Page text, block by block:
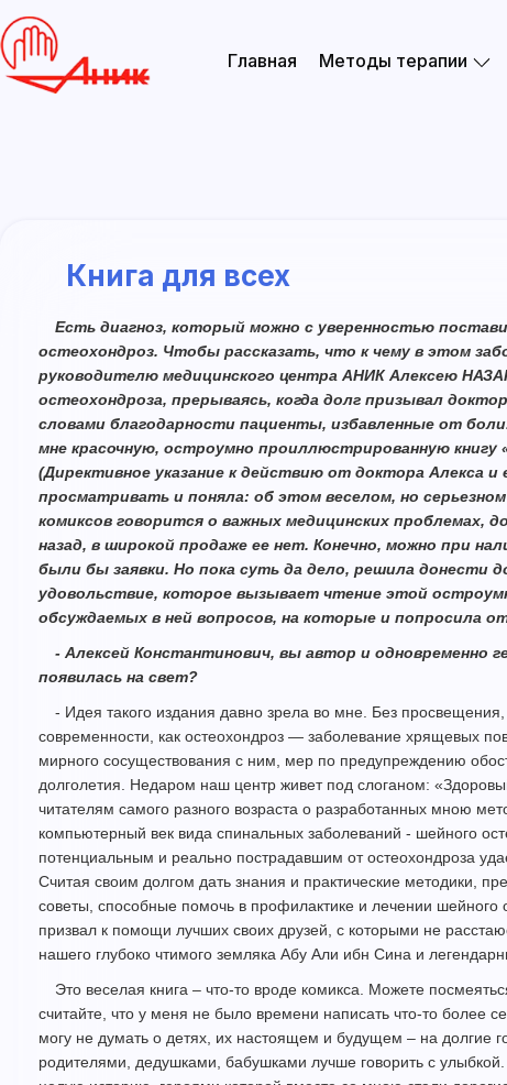
Главная Методы терапии
Книга для всех
Есть диагноз, который можно с уверенностью
остеохондроз. Чтобы рассказать, что к чему в этом
руководителю медицинского центра АНИК Алексею
остеохондроза, прерываясь, когда долг призывал
словами благодарности пациенты, избавленные от
мне красочную, остроумно проиллюстрированную
(Директивное указание к действию от доктора Алекса и
просматривать и поняла: об этом веселом, но
комиксов говорится о важных медицинских проблемах,
назад, в широкой продаже ее нет. Конечно, можно при
были бы заявки. Но пока суть да дело, решила донести
удовольствие, которое вызывает чтение этой
обсуждаемых в ней вопросов, на которые и попросила
- Алексей Константинович, вы автор и одновременно
появилась на свет?
- Идея такого издания давно зрела во мне. Без
современности, как остеохондроз — заболевание хрящевых
мирного сосуществования с ним, мер по предупреждению
долголетия. Недаром наш центр живет под слоганом:
читателям самого разного возраста о разработанных мною
компьютерный век вида спинальных заболеваний - шейного
потенциальным и реально пострадавшим от остеохондроза
Считая своим долгом дать знания и практические методики,
советы, способные помочь в профилактике и лечении шейного
призвал к помощи лучших своих друзей, с которыми не
нашего глубоко чтимого земляка Абу Али ибн Сина и
Это веселая книга – что-то вроде комикса. Можете
считайте, что у меня не было времени написать что-то более
могу не думать о детях, их настоящем и будущем – на долгие
родителями, дедушками, бабушками лучше говорить с